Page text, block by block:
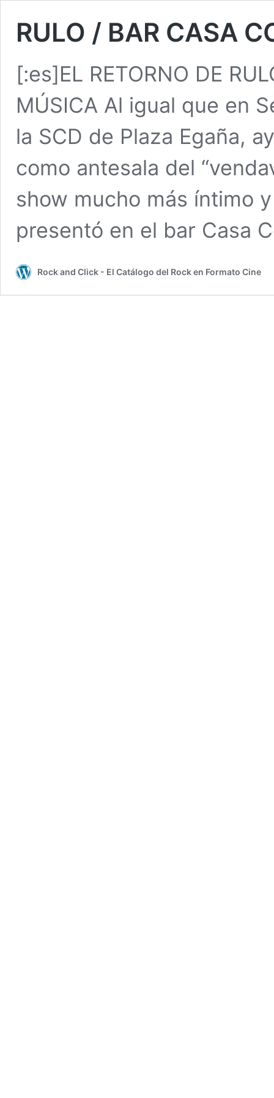
RULO / BAR CASA
[:es]EL RETORNO DE
MÚSICA Al igual que en
la SCD de Plaza Egaña,
como antesala del
show mucho más íntimo
presentó en el bar Casa
Rock and Click - El Catálogo del Rock en Formato Cine